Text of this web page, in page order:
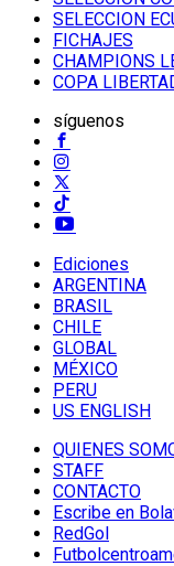
SELECCION
FICHAJES
CHAMPIONS
COPA
síguenos
Ediciones
ARGENTINA
BRASIL
CHILE
GLOBAL
MÉXICO
PERU
US ENGLISH
QUIENES
STAFF
CONTACTO
Escribe en
RedGol